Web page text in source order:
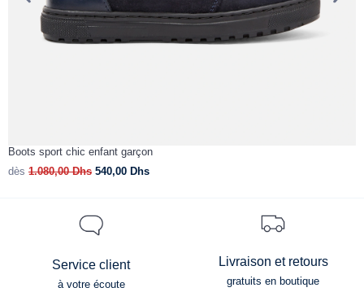
Boots sport chic enfant garçon
dès 1.080,00Dhs 540,00 Dhs
Service client
à votre écoute
Livraison et retours
gratuits en boutique